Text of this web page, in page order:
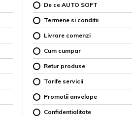
De ce AUTO SOFT
Termene si conditii
Livrare comenzi
Cum cumpar
Retur produse
Tarife servicii
Promotii anvelope
Confidentialitate